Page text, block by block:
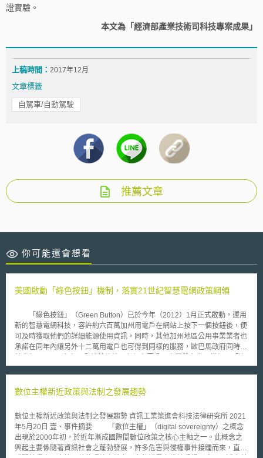
證實驗。
本文為「經濟部產業技術司科技專案成果」
上稿時間： 2017年12月
文章標籤
自駕車/自動駕駛
推薦文章
你可能還會想看
美國啟動「綠色按鈕」機制，落實21世紀智慧電網政策綱領
「綠色按鈕」（Green Button）已於今年（2012）1月正式啟動，運用
新的智慧電網科技，容許約六百萬加州用電戶在網站上按下一個按鈕後，便
可及時獲取他們的詳細能源使用資訊，同時，其他加州地區公用事業業者也
承諾在同年內讓另外十二萬用電戶也可得到同樣的服務，歐巴馬政府同時也
色按鈕」的行動中，提供這個新興服務給超過一千五百萬用電戶，許多其他
服務，提供更多節約能源的方法。 「綠色按鈕」這個行動是由智慧電
院(NIST)創立於2009年的工作小組，成員超過750個不同種類的相關業者及
政府機關，目的在於致力協調智慧型電網發展的標準與互通性。而為了響應
政府的號召—希望業者能提供消費者易懂的能源使用資訊，藉由淺顯易懂的
方法讓消費者可以便利地獲取自己對於能源的使用數據，進而設法使消費者
減少在能源上的花費，乃係美國政府於去年6月（2011）提出的21世紀智慧
數位主權新近政策與法制之發展趨勢
數位主權新近政策與法制之發展趨勢 資訊工業策進會科技法律研究所 2021
年5月20日 壹、事件摘要 「數位主權」（digital sovereignty）之概念
出現於2000年初，於近年漸成國際間數位政策之核心主軸之一。此概念之
興起主要係隨著資訊社會之蓬勃發展，許多危害與侵權事件接踵而來，直接